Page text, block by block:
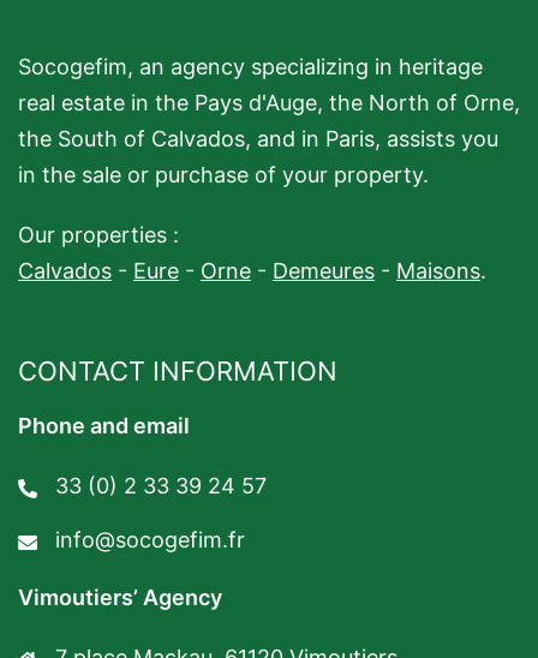
Socogefim, an agency specializing in heritage
real estate in the Pays d'Auge, the North of Orne,
the South of Calvados, and in Paris, assists you
in the sale or purchase of your property.
Our properties :
Calvados - Eure - Orne - Demeures - Maisons.
CONTACT INFORMATION
Phone and email
33 (0) 2 33 39 24 57
info@socogefim.fr
Vimoutiers’ Agency